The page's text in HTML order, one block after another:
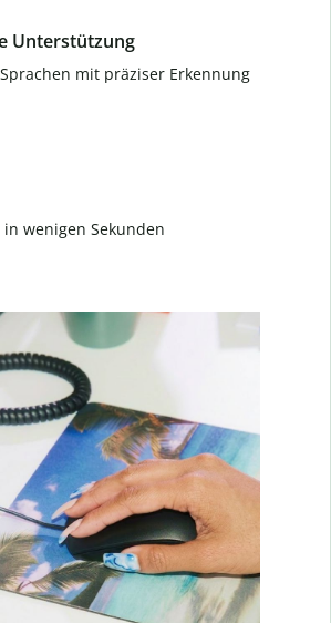
Unterstützung
mit präziser Erkennung
wenigen Sekunden